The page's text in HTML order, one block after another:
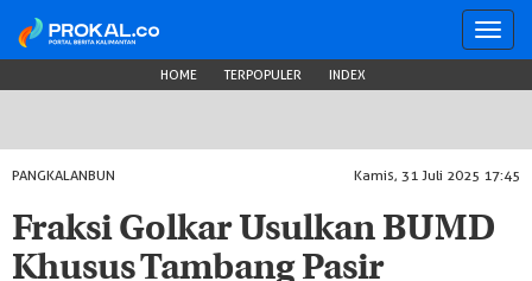
HOME TERPOPULER INDEX
PANGKALANBUN Kamis, 31 Juli 2025 17:45
Fraksi Golkar Usulkan BUMD
Khusus Tambang Pasir